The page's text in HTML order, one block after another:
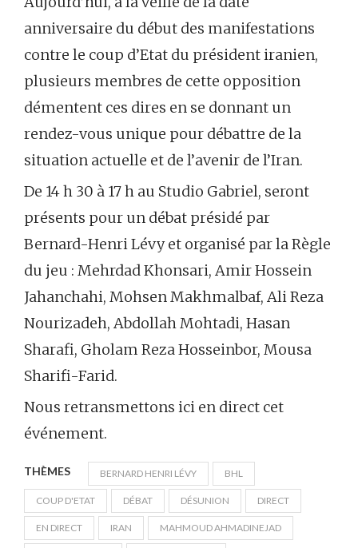
anniversaire du début des manifestations
contre le coup d’Etat du président iranien,
plusieurs membres de cette opposition
démentent ces dires en se donnant un
rendez-vous unique pour débattre de la
situation actuelle et de l’avenir de l’Iran.
De 14 h 30 à 17 h au Studio Gabriel, seront
présents pour un débat présidé par
Bernard-Henri Lévy et organisé par la Règle
du jeu : Mehrdad Khonsari, Amir Hossein
Jahanchahi, Mohsen Makhmalbaf, Ali Reza
Nourizadeh, Abdollah Mohtadi, Hasan
Sharafi, Gholam Reza Hosseinbor, Mousa
Sharifi-Farid.
Nous retransmettons ici en direct cet
événement.
THÈMES BERNARD HENRI LÉVY BHL
COUP D'ETAT DÉBAT DÉSUNION DIRECT
EN DIRECT IRAN MAHMOUD AHMADINEJAD